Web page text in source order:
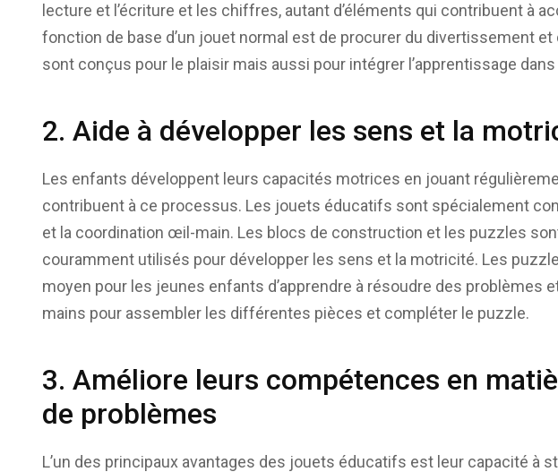
lecture et l’écriture et les chiffres, autant d’éléments qui contribuent à
fonction de base d’un jouet normal est de procurer du divertissement
sont conçus pour le plaisir mais aussi pour intégrer l’apprentissage dans
2. Aide à développer les sens et la
Les enfants développent leurs capacités motrices en jouant
contribuent à ce processus. Les jouets éducatifs sont spécialement
et la coordination œil-main. Les blocs de construction et les puzzles
couramment utilisés pour développer les sens et la motricité. Les
moyen pour les jeunes enfants d’apprendre à résoudre des problèmes
mains pour assembler les différentes pièces et compléter le puzzle.
3. Améliore leurs compétences en
de problèmes
L’un des principaux avantages des jouets éducatifs est leur capacité à